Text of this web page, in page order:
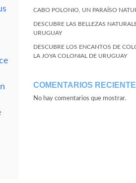
CABO POLONIO, UN PARAÍSO
DESCUBRE LAS BELLEZAS
URUGUAY
DESCUBRE LOS ENCANTOS DE
LA JOYA COLONIAL DE URUGUAY
COMENTARIOS
No hay comentarios que mostrar.